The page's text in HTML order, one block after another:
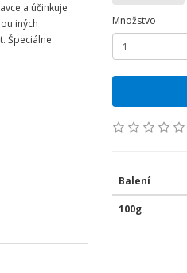
a účinkuje
iných
Špeciálne
Množstvo
Balení
100g